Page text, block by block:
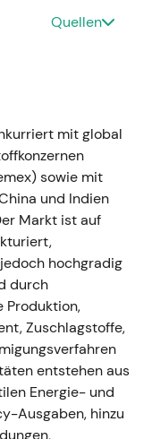
Materials
am
stimmten der
Materials
[33] [35] [40]
Schwenk vom
einem
und
zu bewerten.
volatilen
Quellen
mit global
sowie mit
und Indien
Markt ist auf
hochgradig
durch
Produktion,
Zuschlagstoffe,
entstehen aus
Energie- und
Ausgaben, hinzu